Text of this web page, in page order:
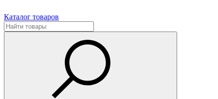
Каталог товаров